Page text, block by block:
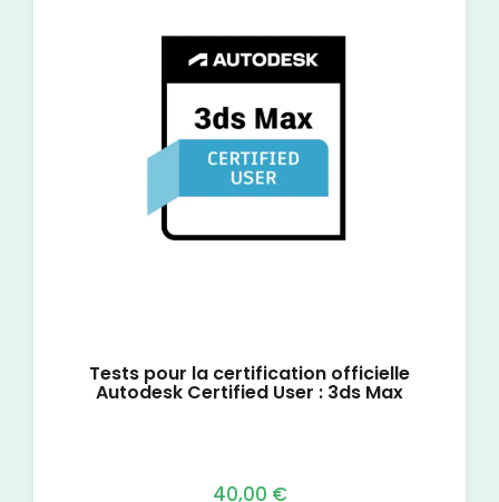
Tests pour la certification officielle
Autodesk Certified User : 3ds Max
40,00 €